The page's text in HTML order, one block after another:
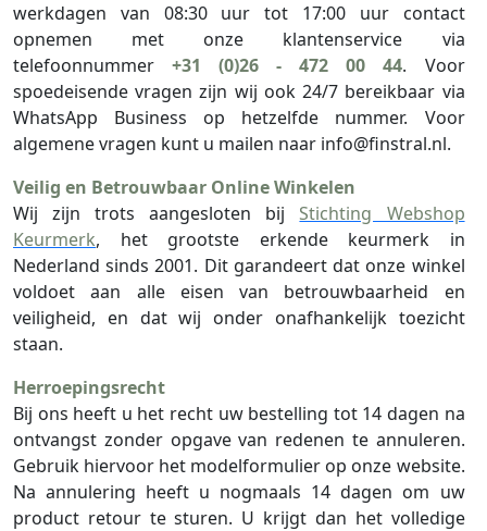
werkdagen van 08:30 uur tot 17:00 uur contact
opnemen met onze klantenservice via
telefoonnummer+31 (0)26 - 472 00 44. Voor
spoedeisende vragen zijn wij ook 24/7 bereikbaar via
WhatsApp Business op hetzelfde nummer. Voor
algemene vragen kunt u mailen naar info@finstral.nl.
Veilig en Betrouwbaar Online Winkelen
Wij zijn trots aangesloten bij Stichting Webshop
Keurmerk, het grootste erkende keurmerk in
Nederland sinds 2001. Dit garandeert dat onze winkel
voldoet aan alle eisen van betrouwbaarheid en
veiligheid, en dat wij onder onafhankelijk toezicht
staan.
Herroepingsrecht
Bij ons heeft u het recht uw bestelling tot 14 dagen na
ontvangst zonder opgave van redenen te annuleren.
Gebruik hiervoor het modelformulier op onze website.
Na annulering heeft u nogmaals 14 dagen om uw
product retour te sturen. U krijgt dan het volledige